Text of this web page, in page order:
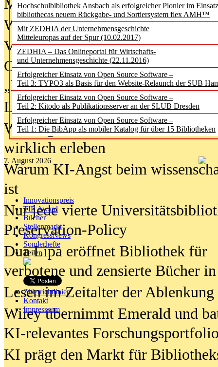
Hochschulbibliothek Ansbach als erfolgreicher Pionier im
bibliothecas neuem Rückgabe- und Sortiersystem flex AMH™
Mit ZEDHIA der Unternehmensgeschichte
Mitteleuropas auf der Spur (10.02.2017)
ZEDHIA – Das Onlineportal für Wirtschafts-
und Unternehmensgeschichte (22.11.2016)
Erfolgreicher Einsatz von Open Source Software –
Teil 3: TYPO3 als Basis für den Website-Relaunch der SUB
Erfolgreicher Einsatz von Open Source Software –
Teil 2: Kitodo als Publikationsserver an der SLUB Dresden
Erfolgreicher Einsatz von Open Source Software –
Teil 1: Die BibApp als mobiler Katalog für über 15 Bibliotheken
7. August 2026
Innovationspreis
TIP Award
Bücher
Stellenmarkt
KongressNews
Sonderhefte
Teilen
Zitierrichtlinien
Kontakt
Impresssum
Metadaten als Infrastruktur
Wenn Bots katalogisieren
Von Abschlusskleidern bis
Geisterjagd-Ausrüstung in der
„Library of Things“ unterwegs
Lesen als Infrastrukturaufgabe
Wie Jugendliche Social Media
wirklich erleben
Warum KI-Angst beim
ist
Nur jede vierte
Preservation-Policy
Dua Lipa eröffnet Bibliothek für
verbotene und zensierte Bücher
Lesen im Zeitalter der Ablenkung
Wiley übernimmt Emerald und
KI-relevantes
KI prägt den Markt für